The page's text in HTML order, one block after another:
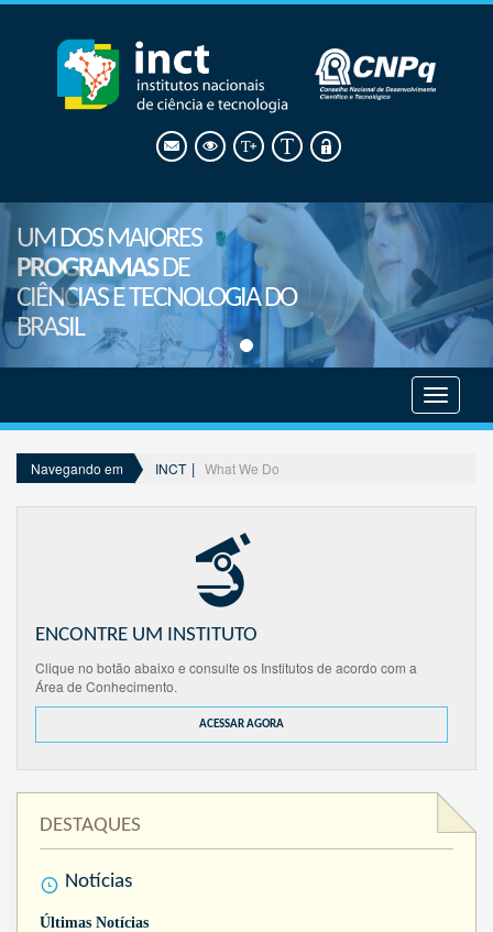
UM DOS MAIORES
PROGRAMASDE
CIÊNCIAS E TECNOLOGIA DO
BRASIL
menu
Navegando em INCT What We Do
ENCONTRE UM INSTITUTO
Clique no botão abaixo e consulte os Institutos de acordo com a
Área de Conhecimento.
ACESSAR AGORA
DESTAQUES
Notícias
Últimas Notícias